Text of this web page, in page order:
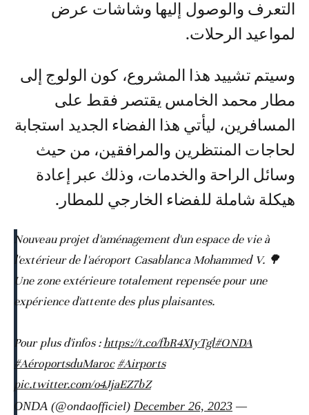
التعرف والوصول إليها وشاشات عرض
لمواعيد الرحلات.
وسيتم تشييد هذا المشروع، كون الولوج إلى
مطار محمد الخامس يقتصر فقط على
المسافرين، ليأتي هذا الفضاء الجديد استجابة
لحاجات المنتظرين والمرافقين، من حيث
وسائل الراحة والخدمات، وذلك عبر إعادة
هيكلة شاملة للفضاء الخارجي للمطار.
Nouveau projet d'aménagement d'un espace de vie à
l'extérieur de l'aéroport Casablanca Mohammed V. 🌳
Une zone extérieure totalement repensée pour une
expérience d'attente des plus plaisantes.
Pour plus d'infos :https://t.co/fbR4XIyTgl#ONDA
#AéroportsduMaroc #Airports
pic.twitter.com/o4JjaEZ7bZ
— ONDA (@ondaofficiel)
December 26, 2023